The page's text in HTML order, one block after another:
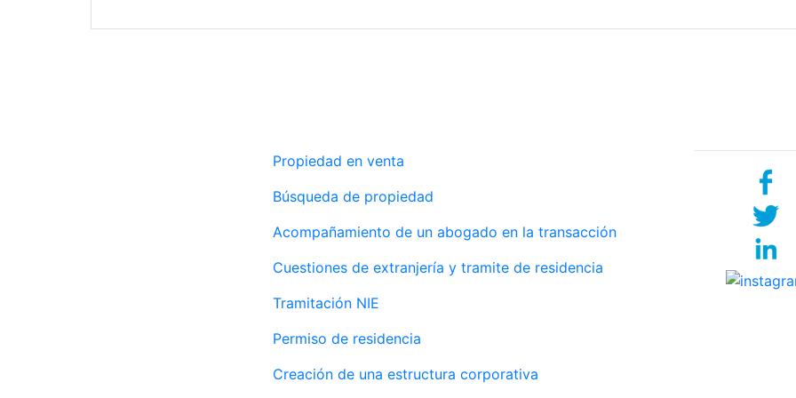
Propiedad en venta
Búsqueda de propiedad
Acompañamiento de un abogado en la transacción
Cuestiones de extranjería y tramite de residencia
Tramitación NIE
Permiso de residencia
Creación de una estructura corporativa